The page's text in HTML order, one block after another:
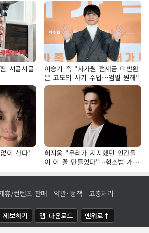
서글서글
이승기 측 "차가원 전세금 미반환
은 고도의 사기 수법…엄벌 원해"
이 산다'
허지웅 "우리가 지지했던 인간들
이 이 꼴 만들었다"…형소법 개정
에 격한 반응
휴/컨텐츠 판매 약관·정책 고충처리
제보하기 앱 다운로드 맨위로↑